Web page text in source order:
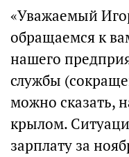
«Уважаемый
обращаемся к
нашего
службы
можно сказать,
крылом.
зарплату за